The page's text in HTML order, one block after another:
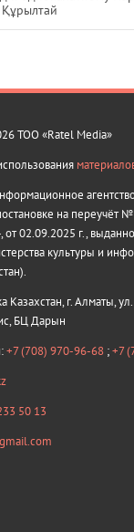
ТОО «Ratel Media»
на переучёт №
от 02.09.2025 г.,
культуры и
Казахстан, г. Алматы,
БЦ Дарын
+7 (708) 970-96-68 ;+7
50 13